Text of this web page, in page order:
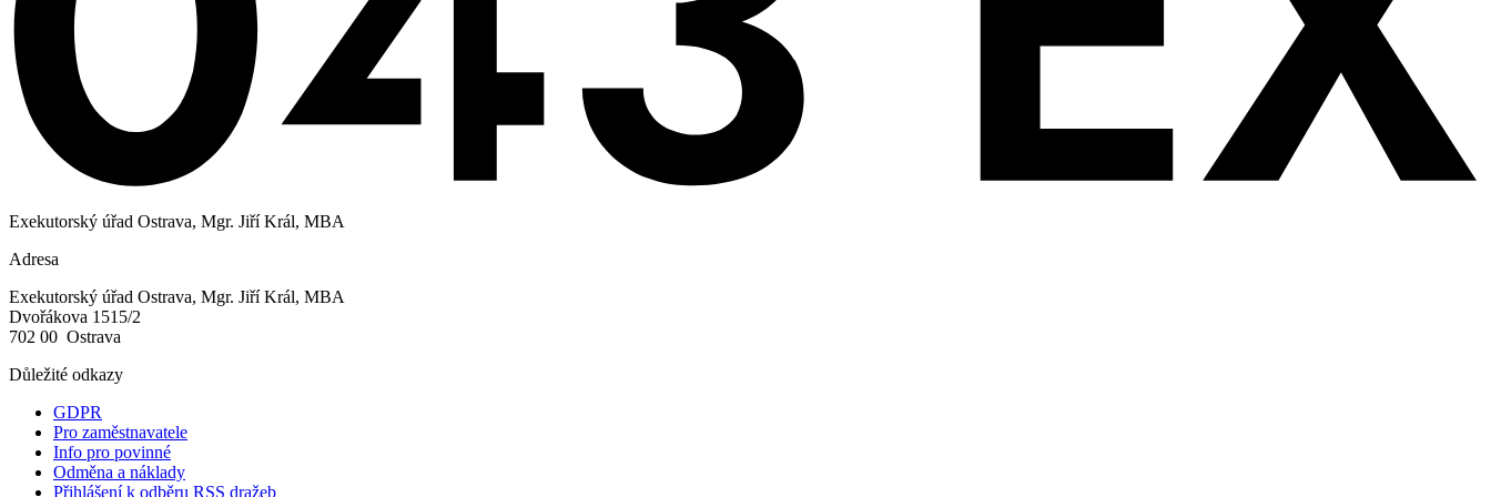
Exekutorský úřad Ostrava, Mgr. Jiří Král, MBA
Adresa
Exekutorský úřad Ostrava, Mgr. Jiří Král, MBA
Dvořákova 1515/2
702 00 Ostrava
Důležité odkazy
GDPR
Pro zaměstnavatele
Info pro povinné
Odměna a náklady
Přihlášení k odběru RSS dražeb